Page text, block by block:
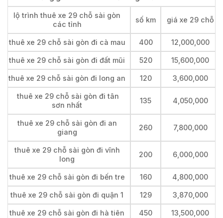
lộ trình thuê xe 29 chỗ sài gòn
các tỉnh
số km giá xe 29 chỗ
thuê xe 29 chỗ sài gòn đi cà mau 400 12,000,000
thuê xe 29 chỗ sài gòn đi đất mũi 520 15,600,000
thuê xe 29 chỗ sài gòn đi long an 120 3,600,000
thuê xe 29 chỗ sài gòn đi tân
sơn nhất
135 4,050,000
thuê xe 29 chỗ sài gòn đi an
giang
260 7,800,000
thuê xe 29 chỗ sài gòn đi vĩnh
long
200 6,000,000
thuê xe 29 chỗ sài gòn đi bến tre 160 4,800,000
thuê xe 29 chỗ sài gòn đi quận 1 129 3,870,000
thuê xe 29 chỗ sài gòn đi hà tiên 450 13,500,000